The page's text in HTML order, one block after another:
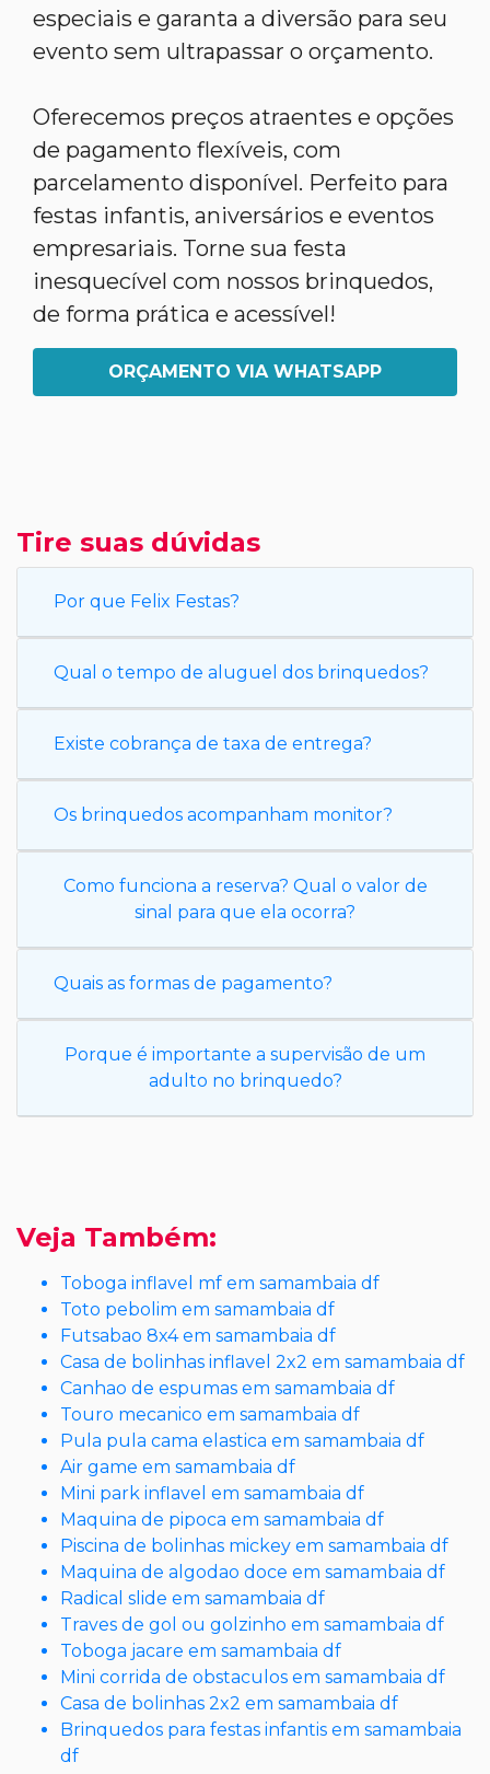
especiais e garanta a diversão para seu
evento sem ultrapassar o orçamento.
Oferecemos preços atraentes e opções
de pagamento flexíveis, com
parcelamento disponível. Perfeito para
festas infantis, aniversários e eventos
empresariais. Torne sua festa
inesquecível com nossos brinquedos,
de forma prática e acessível!
ORÇAMENTO VIA WHATSAPP
Tire suas dúvidas
Por que Felix Festas?
Qual o tempo de aluguel dos brinquedos?
Existe cobrança de taxa de entrega?
Os brinquedos acompanham monitor?
Como funciona a reserva? Qual o valor de
sinal para que ela ocorra?
Quais as formas de pagamento?
Porque é importante a supervisão de um
adulto no brinquedo?
Veja Também:
Toboga inflavel mf em samambaia df
Toto pebolim em samambaia df
Futsabao 8x4 em samambaia df
Casa de bolinhas inflavel 2x2 em samambaia df
Canhao de espumas em samambaia df
Touro mecanico em samambaia df
Pula pula cama elastica em samambaia df
Air game em samambaia df
Mini park inflavel em samambaia df
Maquina de pipoca em samambaia df
Piscina de bolinhas mickey em samambaia df
Maquina de algodao doce em samambaia df
Radical slide em samambaia df
Traves de gol ou golzinho em samambaia df
Toboga jacare em samambaia df
Mini corrida de obstaculos em samambaia df
Casa de bolinhas 2x2 em samambaia df
Brinquedos para festas infantis em samambaia
df